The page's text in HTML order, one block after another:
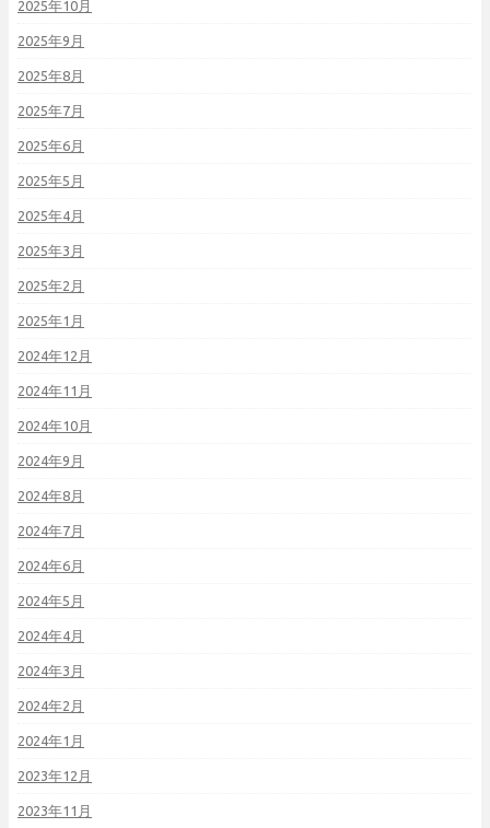
2025年10月
2025年9月
2025年8月
2025年7月
2025年6月
2025年5月
2025年4月
2025年3月
2025年2月
2025年1月
2024年12月
2024年11月
2024年10月
2024年9月
2024年8月
2024年7月
2024年6月
2024年5月
2024年4月
2024年3月
2024年2月
2024年1月
2023年12月
2023年11月